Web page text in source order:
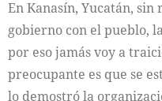
En Kanasín, Yucatán,
gobierno con el pueblo,
por eso jamás voy a
preocupante es que se
lo demostró la